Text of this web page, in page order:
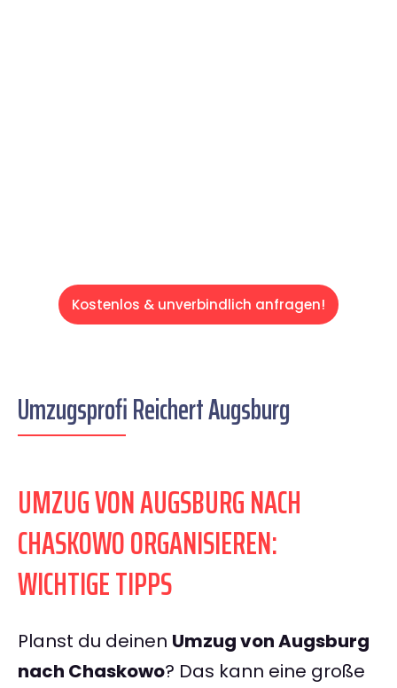
Kostenlos & unverbindlich anfragen!
Umzugsprofi Reichert Augsburg
UMZUG VON AUGSBURG NACH
CHASKOWO ORGANISIEREN:
WICHTIGE TIPPS
Planst du deinen Umzug von Augsburg
nach Chaskowo? Das kann eine große